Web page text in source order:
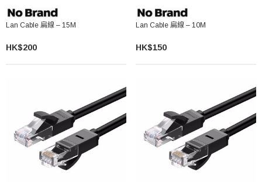
Lan Cable 扁線 – 15M
HK$200
Lan Cable 扁線 – 10M
HK$150